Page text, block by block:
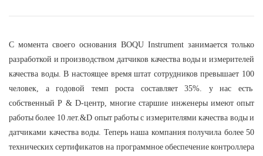
С момента своего основания BOQU Instrument занимается только
разработкой и производством датчиков качества воды и измерителей
качества воды. В настоящее время штат сотрудников превышает 100
человек, а годовой темп роста составляет 35%. у нас есть
собственный Р & D-центр, многие старшие инженеры имеют опыт
работы более 10 лет.&D опыт работы с измерителями качества воды и
датчиками качества воды. Теперь наша компания получила более 50
технических сертификатов на программное обеспечение контроллера